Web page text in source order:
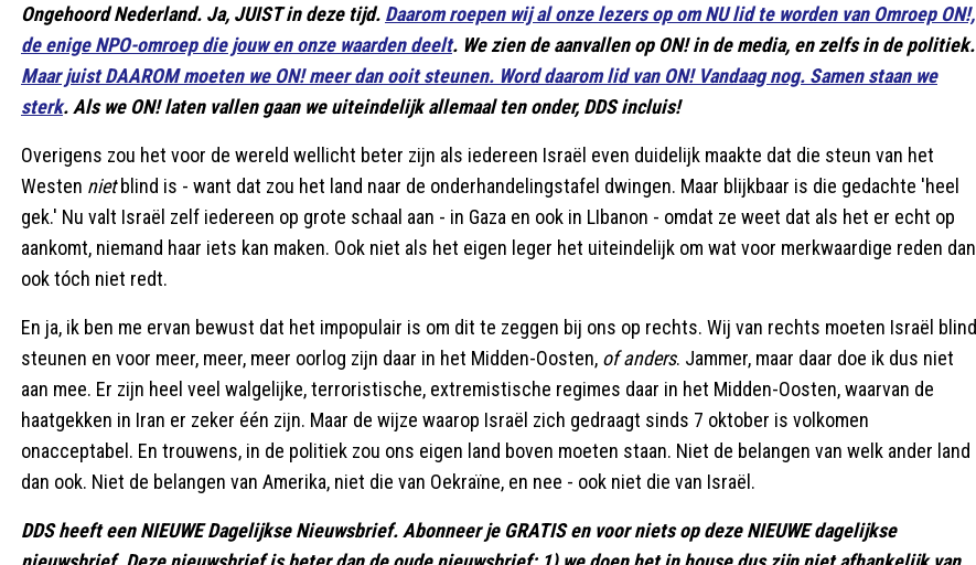
Ongehoord Nederland. Ja, JUIST in deze tijd. Daarom roepen wij al onze lezers op om NU lid te worden van Omroep ON!,
de enige NPO-omroep die jouw en onze waarden deelt. We zien de aanvallen op ON! in de media, en zelfs in de politiek.
Maar juist DAAROM moeten we ON! meer dan ooit steunen. Word daarom lid van ON! Vandaag nog. Samen staan we
sterk. Als we ON! laten vallen gaan we uiteindelijk allemaal ten onder, DDS incluis!
Overigens zou het voor de wereld wellicht beter zijn als iedereen Israël even duidelijk maakte dat die steun van het
Westen nietblind is - want dat zou het land naar de onderhandelingstafel dwingen. Maar blijkbaar is die gedachte 'heel
gek.' Nu valt Israël zelf iedereen op grote schaal aan - in Gaza en ook in LIbanon - omdat ze weet dat als het er echt op
aankomt, niemand haar iets kan maken. Ook niet als het eigen leger het uiteindelijk om wat voor merkwaardige reden dan
ook tóch niet redt.
En ja, ik ben me ervan bewust dat het impopulair is om dit te zeggen bij ons op rechts. Wij van rechts moeten Israël blind
steunen en voor meer, meer, meer oorlog zijn daar in het Midden-Oosten, of anders. Jammer, maar daar doe ik dus niet
aan mee. Er zijn heel veel walgelijke, terroristische, extremistische regimes daar in het Midden-Oosten, waarvan de
haatgekken in Iran er zeker één zijn. Maar de wijze waarop Israël zich gedraagt sinds 7 oktober is volkomen
onacceptabel. En trouwens, in de politiek zou ons eigen land boven moeten staan. Niet de belangen van welk ander land
dan ook. Niet de belangen van Amerika, niet die van Oekraïne, en nee - ook niet die van Israël.
DDS heeft een NIEUWE Dagelijkse Nieuwsbrief. Abonneer je GRATIS en voor niets op deze NIEUWE dagelijkse